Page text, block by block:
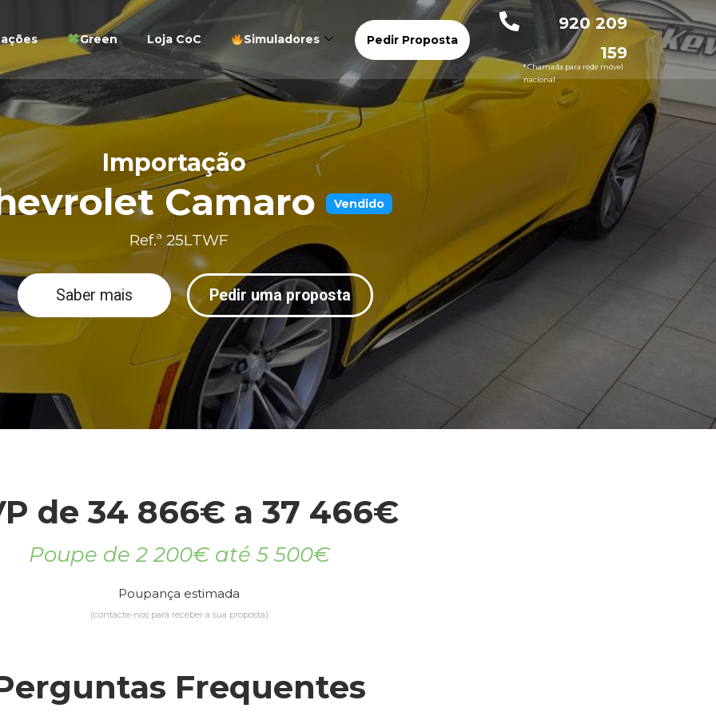
Green Loja CoC Simuladores Pedir Proposta
920 209
159
* Chamada para rede móvel
nacional
Importação
Camaro Vendido
Ref.ª 25LTWF
Saber mais Pedir uma proposta
de 34 866€ a 37 466€
Poupe de 2 200€ até 5 500€
Poupança estimada
(contacte-nos para receber a sua proposta)
Frequentes